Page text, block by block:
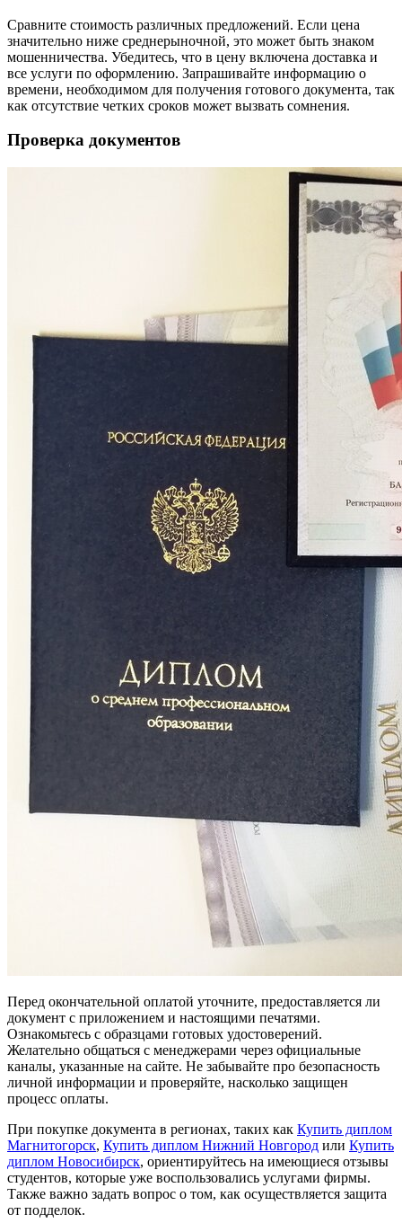
Сравните стоимость различных предложений. Если цена
значительно ниже среднерыночной, это может быть знаком
мошенничества. Убедитесь, что в цену включена доставка и
все услуги по оформлению. Запрашивайте информацию о
времени, необходимом для получения готового документа, так
как отсутствие четких сроков может вызвать сомнения.
Проверка документов
Перед окончательной оплатой уточните, предоставляется ли
документ с приложением и настоящими печатями.
Ознакомьтесь с образцами готовых удостоверений.
Желательно общаться с менеджерами через официальные
каналы, указанные на сайте. Не забывайте про безопасность
личной информации и проверяйте, насколько защищен
процесс оплаты.
При покупке документа в регионах, таких как Купить диплом
Магнитогорск, Купить диплом Нижний Новгород или Купить
диплом Новосибирск, ориентируйтесь на имеющиеся отзывы
студентов, которые уже воспользовались услугами фирмы.
Также важно задать вопрос о том, как осуществляется защита
от подделок.